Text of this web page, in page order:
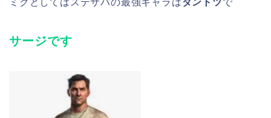
ミクとしてはステサバの最強キャラはダントツで
サージです